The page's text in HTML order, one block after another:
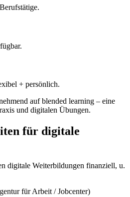
+ persönlich.
auf blended learning – eine
und digitalen Übungen.
für digitale
digitale Weiterbildungen finanziell, u.
für Arbeit / Jobcenter)